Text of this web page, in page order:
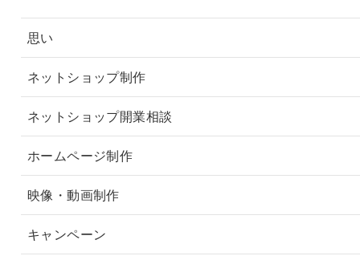
思い
ネットショップ制作
ネットショップ開業相談
ホームページ制作
映像・動画制作
キャンペーン